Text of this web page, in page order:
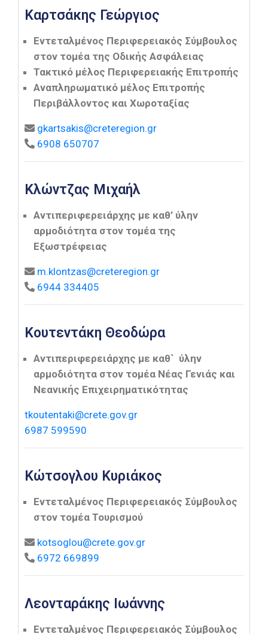
Καρτσάκης Γεώργιος
Εντεταλμένος Περιφερειακός Σύμβουλος
στον τομέα της Οδικής Ασφάλειας
Τακτικό μέλος Περιφερειακής Επιτροπής
Αναπληρωματικό μέλος Επιτροπής
Περιβάλλοντος και Χωροταξίας
gkartsakis@creteregion.gr
6908 650707
Κλώντζας Μιχαήλ
Αντιπεριφερειάρχης με καθ’ ύλην
αρμοδιότητα στον τομέα της
Εξωστρέφειας
m.klontzas@creteregion.gr
6944 334405
Κουτεντάκη Θεοδώρα
Αντιπεριφερειάρχης με καθ` ύλην
αρμοδιότητα στον τομέα Νέας Γενιάς και
Νεανικής Επιχειρηματικότητας
tkoutentaki@crete.gov.gr
6987 599590
Κώτσογλου Κυριάκος
Εντεταλμένος Περιφερειακός Σύμβουλος
στον τομέα Τουρισμού
kotsoglou@crete.gov.gr
6972 669899
Λεονταράκης Ιωάννης
Εντεταλμένος Περιφερειακός Σύμβουλος